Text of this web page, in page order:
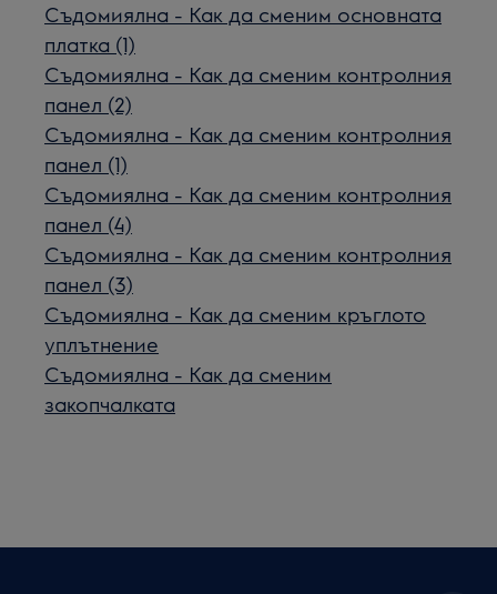
Съдомиялна - Как да сменим основната
платка (1)
Съдомиялна - Как да сменим контролния
панел (2)
Съдомиялна - Как да сменим контролния
панел (1)
Съдомиялна - Как да сменим контролния
панел (4)
Съдомиялна - Как да сменим контролния
панел (3)
Съдомиялна - Как да сменим кръглото
уплътнение
Съдомиялна - Как да сменим
закопчалката